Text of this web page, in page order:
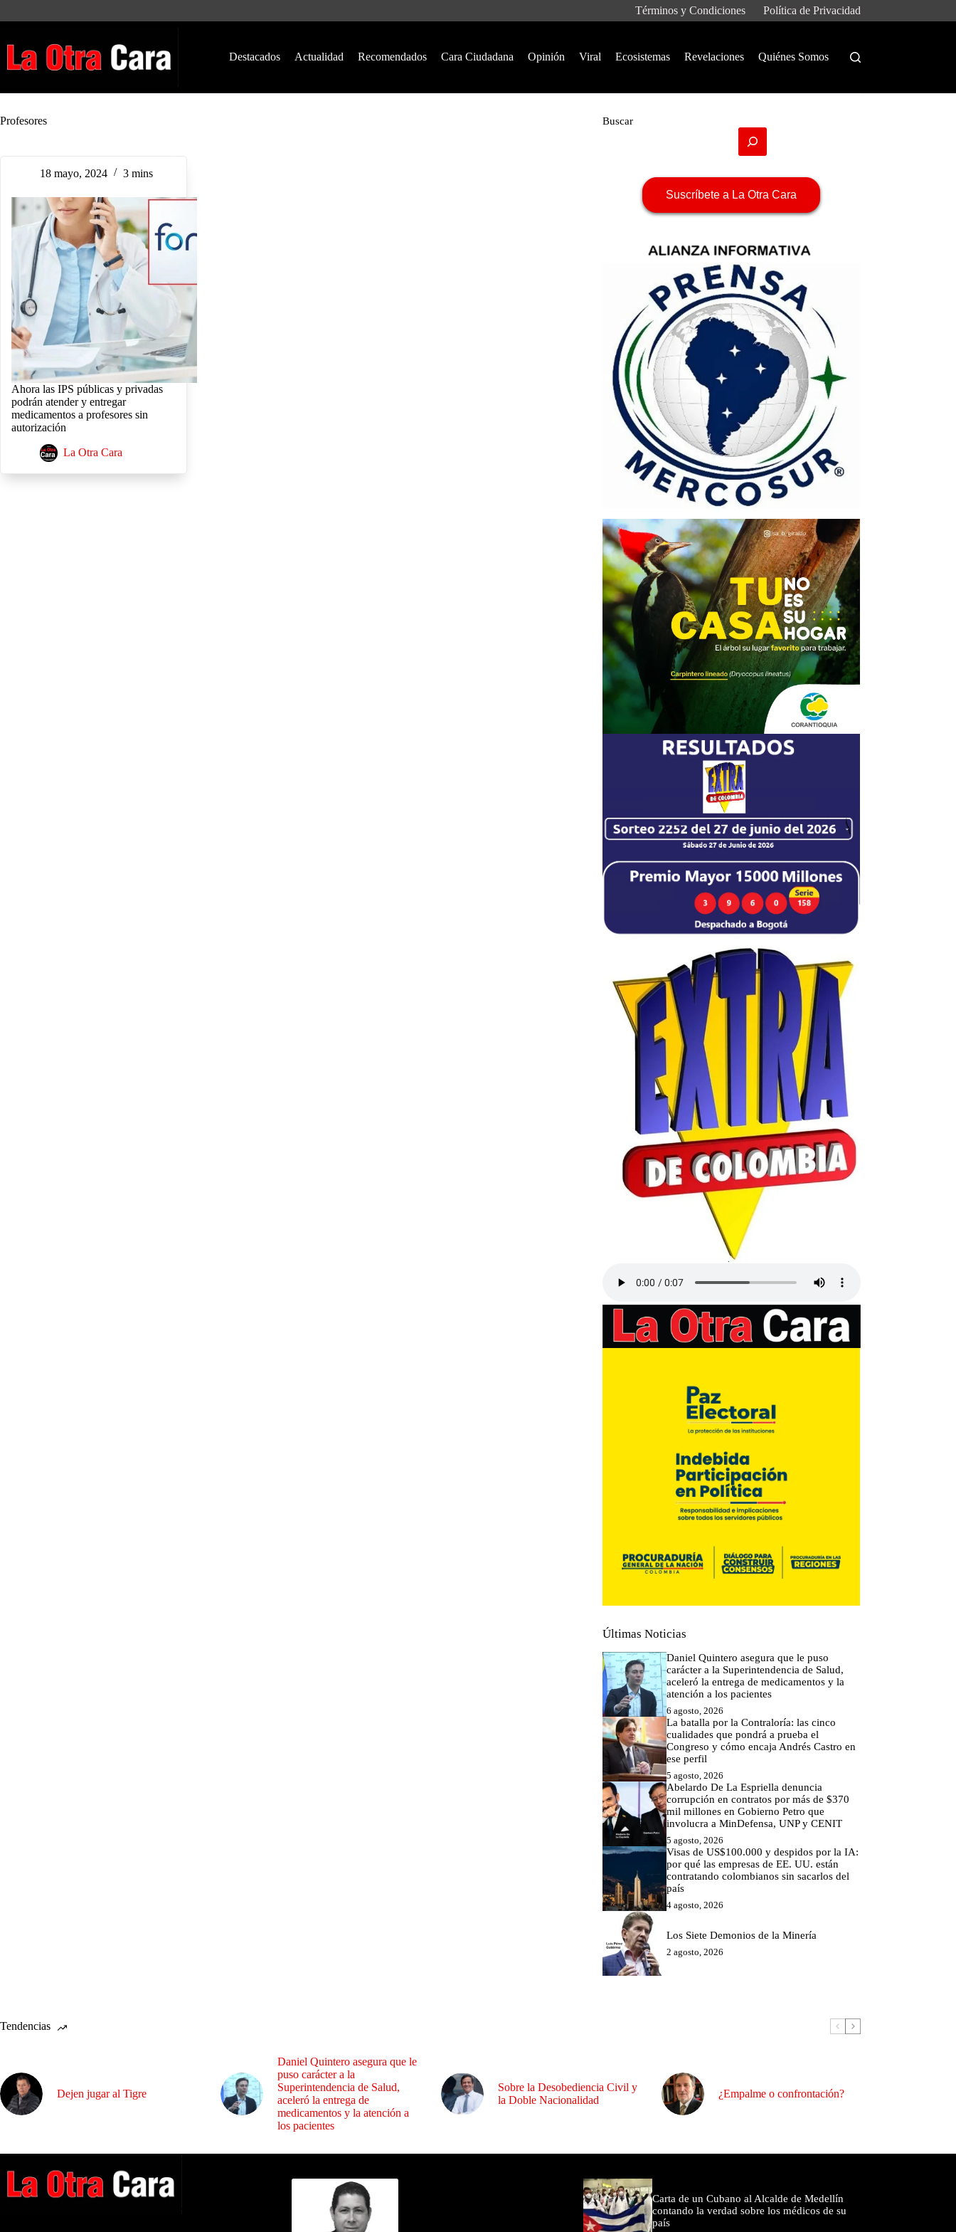
Términos y Condiciones Política de Privacidad
Destacados Actualidad Recomendados Cara Ciudadana Opinión Viral Ecosistemas Revelaciones Quiénes Somos
Profesores
18 mayo, 2024 3 mins
Ahora las IPS públicas y privadas
podrán atender y entregar
medicamentos a profesores sin
autorización
La Otra Cara
Buscar
Suscríbete a La Otra Cara
Últimas Noticias
Daniel Quintero asegura que le puso
carácter a la Superintendencia de Salud,
aceleró la entrega de medicamentos y la
atención a los pacientes
6 agosto, 2026
La batalla por la Contraloría: las cinco
cualidades que pondrá a prueba el
Congreso y cómo encaja Andrés Castro en
ese perfil
5 agosto, 2026
Abelardo De La Espriella denuncia
corrupción en contratos por más de $370
mil millones en Gobierno Petro que
involucra a MinDefensa, UNP y CENIT
5 agosto, 2026
Visas de US$100.000 y despidos por la IA:
por qué las empresas de EE. UU. están
contratando colombianos sin sacarlos del
país
4 agosto, 2026
Los Siete Demonios de la Minería
2 agosto, 2026
Tendencias
Dejen jugar al Tigre
Daniel Quintero asegura que le
puso carácter a la
Superintendencia de Salud,
aceleró la entrega de
medicamentos y la atención a
los pacientes
Sobre la Desobediencia Civil y
la Doble Nacionalidad
¿Empalme o confrontación?
Carta de un Cubano al Alcalde de Medellín
contando la verdad sobre los médicos de su
país